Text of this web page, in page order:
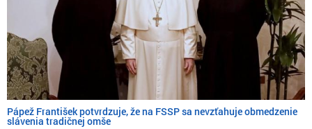
Pápež František potvrdzuje, že na FSSP sa nevzťahuje obmedzenie
slávenia tradičnej omše